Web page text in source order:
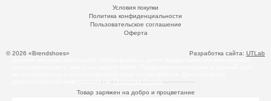
© 2026 «Brendshoes»
Условия покупки
Политика конфиденциальности
Пользовательское соглашение
Оферта
Разработка сайта: UTLab
Товар заряжен на добро и процветание
дополнительной информации см.Политика Cookie .